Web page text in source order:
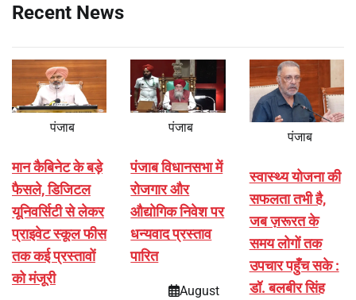
Recent News
पंजाब
मान कैबिनेट के बड़े
फैसले, डिजिटल
यूनिवर्सिटी से लेकर
प्राइवेट स्कूल फीस
तक कई प्रस्तावों
को मंजूरी
पंजाब
पंजाब विधानसभा में
रोजगार और
औद्योगिक निवेश पर
धन्यवाद प्रस्ताव
पारित
August
पंजाब
स्वास्थ्य योजना की
सफलता तभी है,
जब ज़रूरत के
समय लोगों तक
उपचार पहुँच सके :
डॉ. बलबीर सिंह